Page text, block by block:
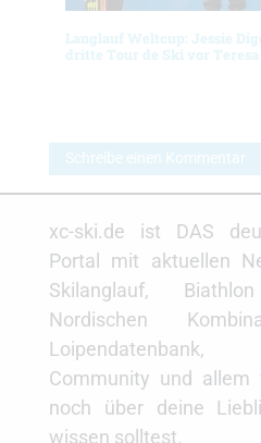
Langlauf Weltcup: Jessie
dritte Tour de Ski vor Teresa
Schreibe einen Kommentar
xc-ski.de ist DAS
Portal mit aktuellen
Skilanglauf,
Nordischen
Community und allem
noch über deine
wissen solltest.